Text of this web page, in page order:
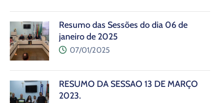
Resumo das Sessões do dia 06 de
janeiro de 2025
07/01/2025
RESUMO DA SESSÃO 13 DE MARÇO
2023.